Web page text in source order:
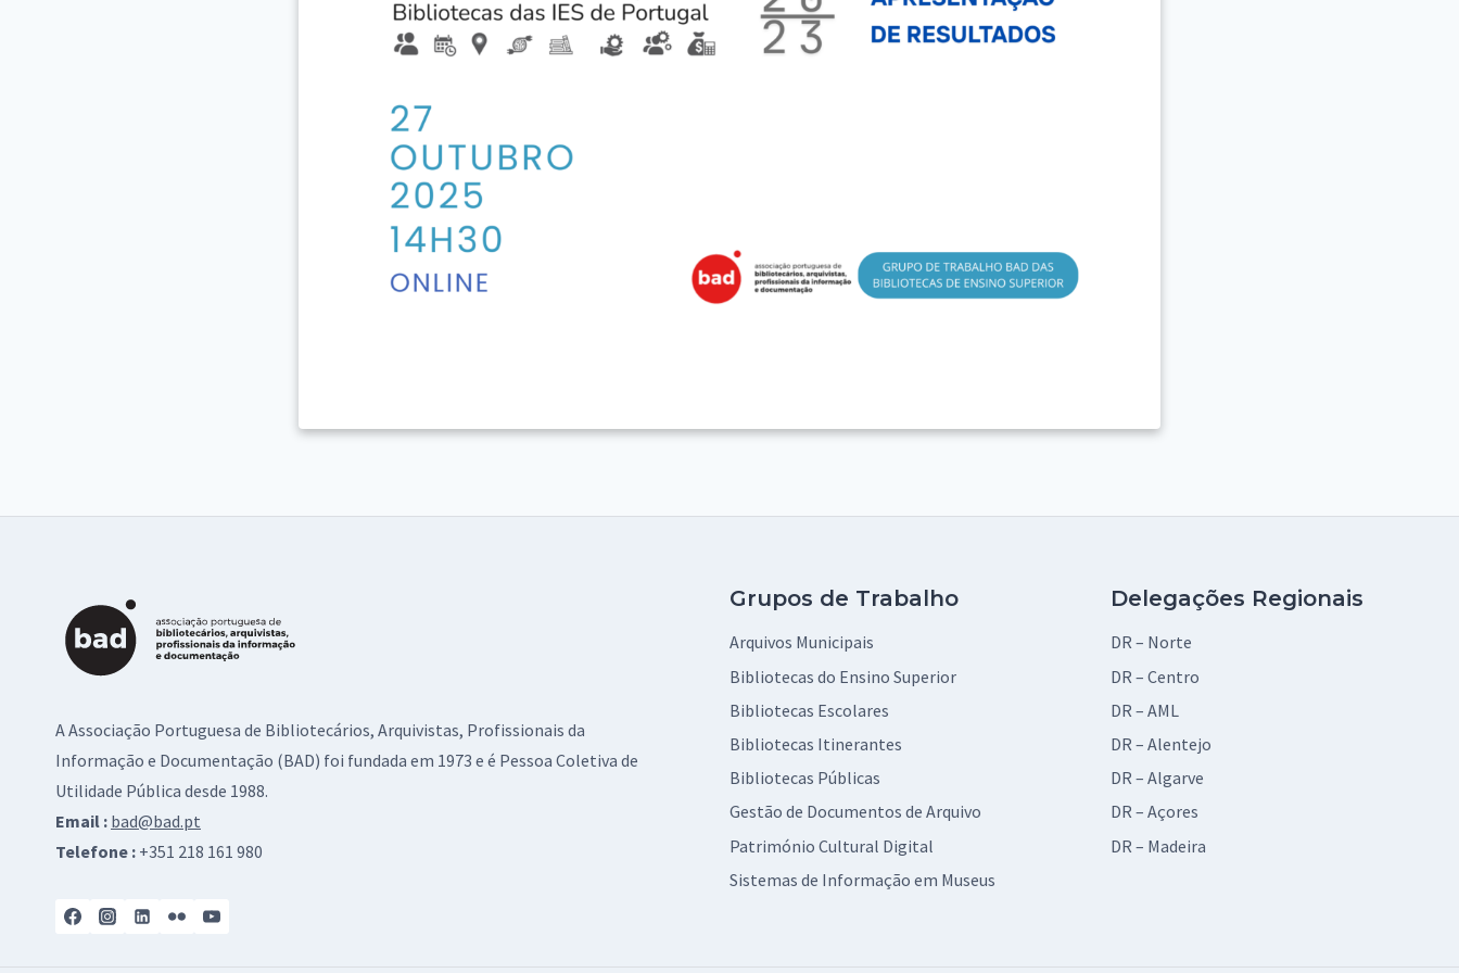
A Associação Portuguesa de Bibliotecários, Arquivistas, Profissionais da
Informação e Documentação (BAD) foi fundada em 1973 e é Pessoa Coletiva de
Utilidade Pública desde 1988.
Email : bad@bad.pt
Telefone : +351 218 161 980
Grupos de Trabalho
Arquivos Municipais
Bibliotecas do Ensino Superior
Bibliotecas Escolares
Bibliotecas Itinerantes
Bibliotecas Públicas
Gestão de Documentos de Arquivo
Património Cultural Digital
Sistemas de Informação em Museus
Delegações Regionais
DR – Norte
DR – Centro
DR – AML
DR – Alentejo
DR – Algarve
DR – Açores
DR – Madeira